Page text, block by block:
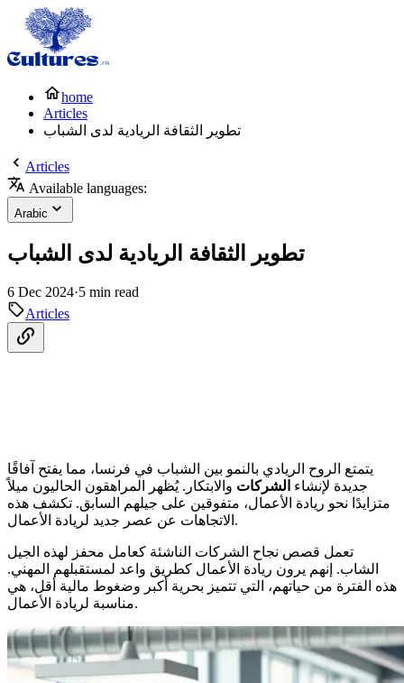
home
Articles
تطوير الثقافة الريادية لدى الشباب
Articles
Available languages:
Arabic
تطوير الثقافة الريادية لدى الشباب
6 Dec 2024·5 min read
Articles
يتمتع الروح الريادي بالنمو بين الشباب في فرنسا، مما يفتح آفاقًا
جديدة لإنشاء الشركات والابتكار. يُظهر المراهقون الحاليون ميلاً
متزايدًا نحو ريادة الأعمال، متفوقين على جيلهم السابق. تكشف هذه
الاتجاهات عن عصر جديد لريادة الأعمال.
تعمل قصص نجاح الشركات الناشئة كعامل محفز لهذه الجيل
الشاب. إنهم يرون ريادة الأعمال كطريق واعد لمستقبلهم المهني.
هذه الفترة من حياتهم، التي تتميز بحرية أكبر وضغوط مالية أقل، هي
مناسبة لريادة الأعمال.